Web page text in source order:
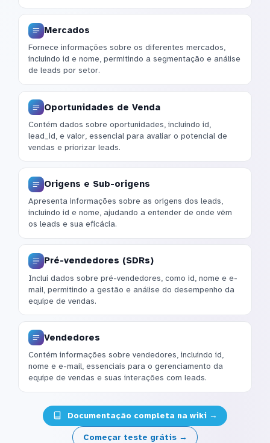
Mercados
Fornece informações sobre os diferentes mercados,
incluindo id e nome, permitindo a segmentação e análise
de leads por setor.
Oportunidades de Venda
Contém dados sobre oportunidades, incluindo id,
lead_id, e valor, essencial para avaliar o potencial de
vendas e priorizar leads.
Origens e Sub-origens
Apresenta informações sobre as origens dos leads,
incluindo id e nome, ajudando a entender de onde vêm
os leads e sua eficácia.
Pré-vendedores (SDRs)
Inclui dados sobre pré-vendedores, como id, nome e e-
mail, permitindo a gestão e análise do desempenho da
equipe de vendas.
Vendedores
Contém informações sobre vendedores, incluindo id,
nome e e-mail, essenciais para o gerenciamento da
equipe de vendas e suas interações com leads.
Documentação completa na wiki →
Começar teste grátis →